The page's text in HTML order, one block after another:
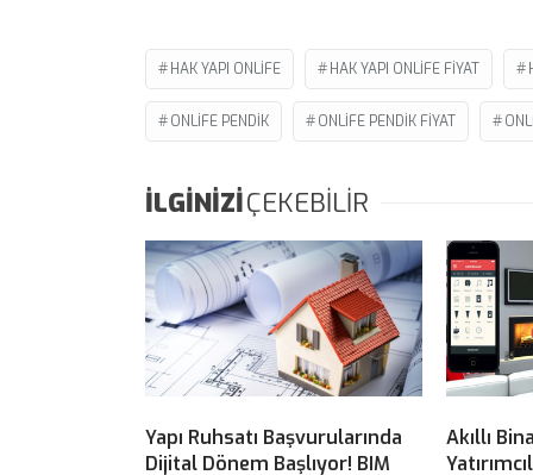
HAK YAPI ONLIFE HAK YAPI ONLIFE FIYAT
ONLIFE PENDIK ONLIFE PENDIK FIYAT
İLGİNİZİÇEKEBİLİR
Yapı Ruhsatı Başvurularında
Dijital Dönem Başlıyor! BIM
Akıllı